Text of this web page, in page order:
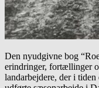
Den nyudgivne bog
erindringer, fortællinger
landarbejdere, der i